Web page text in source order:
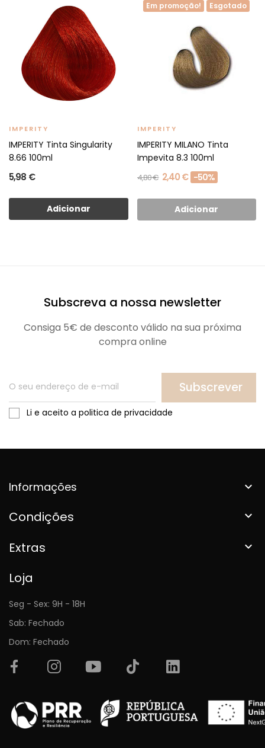
IMPERITY
IMPERITY Tinta Singularity
8.66 100ml
5,98 €
Adicionar
Em promoção! Esgotado
IMPERITY
IMPERITY MILANO Tinta
Impevita 8.3 100ml
4,80 € 2,40 € -50%
Adicionar
Subscreva a nossa newsletter
Consiga 5€ de desconto válido na sua próxima
compra online
Subscrever
Li e aceito a politica de privacidade
Informações 
Condições 
Extras 
Loja
Seg - Sex: 9H - 18H
Sab: Fechado
Dom: Fechado